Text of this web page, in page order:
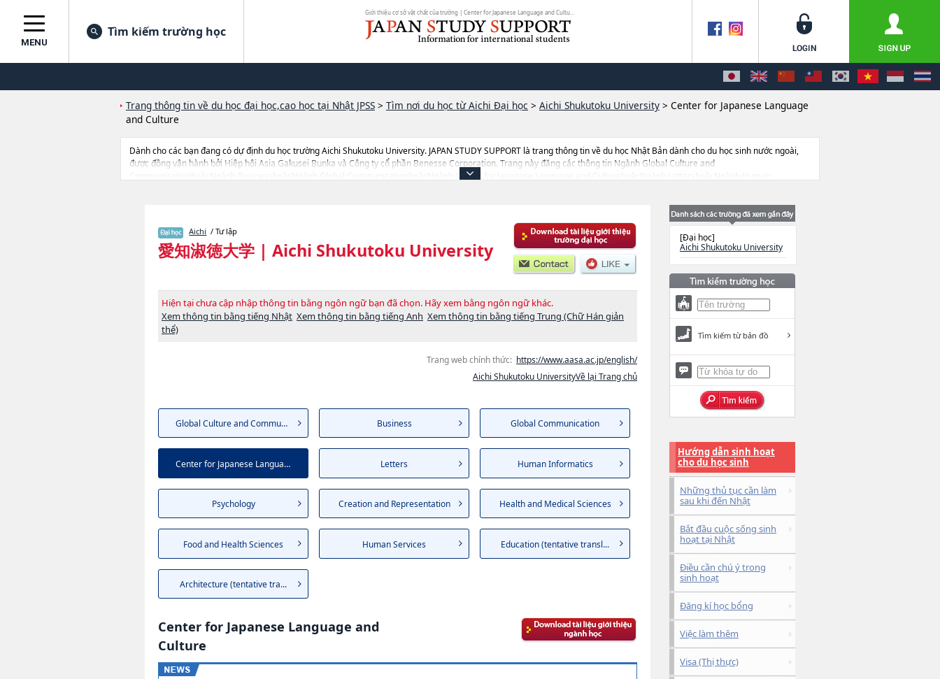
Giới thiệu cơ sở vật chất của trường | Center for Japanese Language and Cultu...
MENU
Tìm kiếm trường học
Trang thông tin về du học đại học,cao học tại Nhật JPSS > Tìm nơi du học từ Aichi Đại học > Aichi Shukutoku University > Center for Japanese Language
and Culture
Dành cho các bạn đang có dự định du học trường Aichi Shukutoku University. JAPAN STUDY SUPPORT là trang thông tin về du học Nhật Bản dành cho du học sinh nước ngoài,
được đồng vận hành bởi Hiệp hội Asia Gakusei Bunka và Công ty cổ phần Benesse Corporation. Trang này đăng các thông tin Ngành Global Culture and
CommunicationhoặcNgành BusinesshoặcNgành Global CommunicationhoặcNgành Center for Japanese Language and CulturehoặcNgành LettershoặcNgành Human
học, nên nếu bạn đang tìm hiểu thông tin du học liên quan tới Aichi Shukutoku University thì hãy sử dụng trang web này.Ngoài ra còn có cả thông tin của khoảng 1.300 trường
đại học, cao học, trường đại học ngắn hạn, trường chuyên môn đang tiếp nhận du học sinh.
Aichi / Tư lập
愛知淑徳大学 | Aichi Shukutoku University
Hiện tại chưa cập nhập thông tin bằng ngôn ngữ bạn đã chọn. Hãy xem bằng ngôn ngữ khác.
Xem thông tin bằng tiếng Nhật Xem thông tin bằng tiếng Anh Xem thông tin bằng tiếng Trung (Chữ Hán giản
thể)
Trang web chính thức: https://www.aasa.ac.jp/english/
Aichi Shukutoku UniversityVề lại Trang chủ
Global Culture and Communic... Business Global Communication
Center for Japanese Languag... Letters Human Informatics
Psychology Creation and Representation Health and Medical Sciences
Food and Health Sciences Human Services Education (tentative transl...
Architecture (tentative tra...
Center for Japanese Language and
Culture
[Đại học]
Aichi Shukutoku University
Tìm kiếm từ bản đồ
Hướng dẫn sinh hoạt
cho du học sinh
Những thủ tục cần làm
sau khi đến Nhật
Bắt đầu cuộc sống sinh
hoạt tại Nhật
Điều cần chú ý trong
sinh hoạt
Đăng kí học bổng
Việc làm thêm
Visa (Thị thực)